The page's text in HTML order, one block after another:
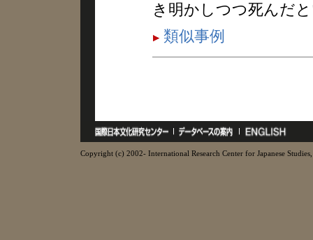
き明かしつつ死んだ
類似事例
Copyright (c) 2002- International Research Center for Japanese